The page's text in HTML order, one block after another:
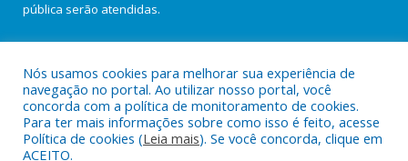
pública serão atendidas.
Todos os direitos reservados a Câmara Municipal de Salvaterra.
Nós usamos cookies para melhorar sua experiência de
navegação no portal. Ao utilizar nosso portal, você
concorda com a política de monitoramento de cookies.
Para ter mais informações sobre como isso é feito, acesse
Política de cookies (Leia mais). Se você concorda, clique em
ACEITO.